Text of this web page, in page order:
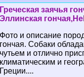
Греческая заячья
Эллинская
Фото и описание
гончая. Собаки
чутьем и отлично
климатическим и
Греции....